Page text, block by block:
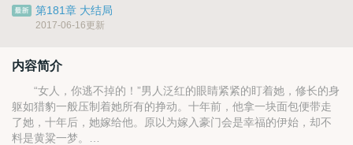
第181章 大结局
2017-06-16更新
内容简介
“女人，你逃不掉的！”男人泛红的眼睛紧紧的盯着她，修长的身
躯如猎豹一般压制着她所有的挣动。十年前，他拿一块面包便带走
了她，十年后，她嫁给他。原以为嫁入豪门会是幸福的伊始，却不
料是黄粱一梦。